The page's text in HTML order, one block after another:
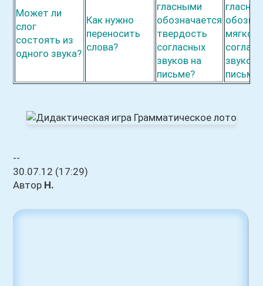
Может ли
слог
состоять из
одного звука?
Как нужно
переносить
слова?
гласными
обозначается
твердость
согласных
звуков на
письме?
согла
звуков
пись
--
30.07.12 (17:29)
Автор Н.